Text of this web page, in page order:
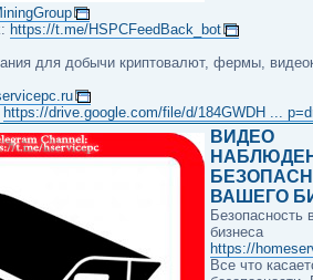
https://t.me/HSPCFeedBack_bot
для добычи криптовалют, фермы,
https://drive.google.com/file/d/184GWDH ...
ВИДЕО
ВАШЕГО
Безопасность
бизнеса
https://
Все что